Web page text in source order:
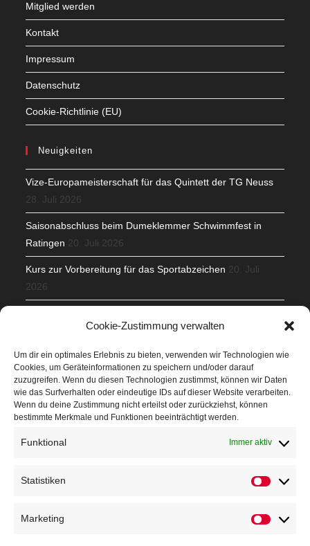
Cookie-Zustimmung verwalten
Um dir ein optimales Erlebnis zu bieten, verwenden wir Technologien wie
Cookies, um Geräteinformationen zu speichern und/oder darauf
zuzugreifen. Wenn du diesen Technologien zustimmst, können wir Daten
wie das Surfverhalten oder eindeutige IDs auf dieser Website verarbeiten.
Wenn du deine Zustimmung nicht erteilst oder zurückziehst, können
bestimmte Merkmale und Funktionen beeinträchtigt werden.
Funktional Immer aktiv
Statistiken
Marketing
Mitglied werden
Kontakt
Impressum
Datenschutz
Cookie-Richtlinie (EU)
Neuigkeiten
Vize-Europameisterschaft für das Quintett der TG Neuss
28. Juli 2026
Saisonabschluss beim Dumeklemmer Schwimmfest in
Ratingen 20. Juli 2026
Kurs zur Vorbereitung für das Sportabzeichen 20. Juli
2026
Veranstaltungen
Höffner Run
Kindersportfest